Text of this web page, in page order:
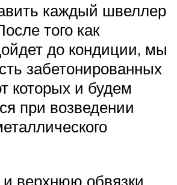
каждый швеллер
того как
до кондиции, мы
забетонированных
которых и будем
при возведении
верхнюю обвязки